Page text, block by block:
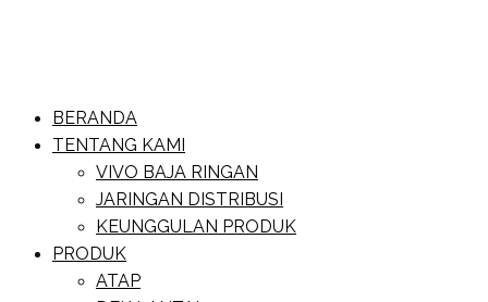
Baja Ringan Vivo
Website Baja Ringan Vivo
BERANDA
TENTANG KAMI
VIVO BAJA RINGAN
JARINGAN DISTRIBUSI
KEUNGGULAN PRODUK
PRODUK
ATAP